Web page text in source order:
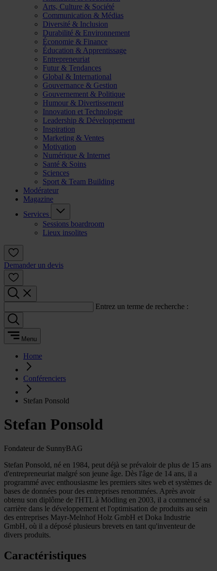
Arts, Culture & Société
Communication & Médias
Diversité & Inclusion
Durabilité & Environnement
Économie & Finance
Éducation & Apprentissage
Entrepreneuriat
Futur & Tendances
Global & International
Gouvernance & Gestion
Gouvernement & Politique
Humour & Divertissement
Innovation et Technologie
Leadership & Développement
Inspiration
Marketing & Ventes
Motivation
Numérique & Internet
Santé & Soins
Sciences
Sport & Team Building
Modérateur
Magazine
Services
Sessions boardroom
Lieux insolites
Demander un devis
Entrez un terme de recherche :
Menu
Home
Conférenciers
Stefan Ponsold
Stefan Ponsold
Fondateur de SunnyBAG
Stefan Ponsold, né en 1984, peut déjà se prévaloir de plus de 15 ans
d'entrepreneuriat malgré son jeune âge. Dès l'âge de 14 ans, il a
programmé avec enthousiasme les premiers sites web et systèmes de
bases de données pour des entreprises renommées. Après avoir
obtenu son diplôme de l'HTL à Mödling en 2003, il a commencé sa
carrière dans le développement et l'optimisation de produits au sein
des entreprises Mayr-Melnhof Holz GmbH et Doka Industrie
GmbH, où il a déposé plusieurs brevets en tant qu'inventeur de
divers produits.
Caractéristiques